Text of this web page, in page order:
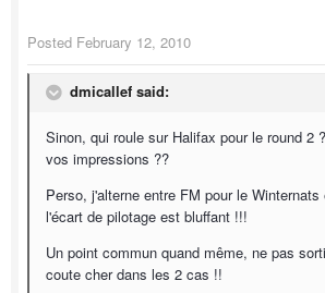
Posted February 12, 2010
dmicallef said:
Sinon, qui roule sur Halifax pour le round 2
vos impressions ??
Perso, j'alterne entre FM pour le
l'écart de pilotage est bluffant !!!
Un point commun quand même, ne pas
coute cher dans les 2 cas !!